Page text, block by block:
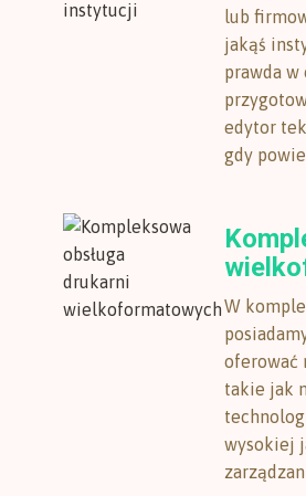
lub
jakąś
prawda w
edytor
gdy
W
oferować
takie jak
wysokiej